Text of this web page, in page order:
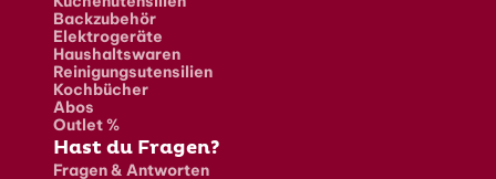
Backzubehör
Elektrogeräte
Haushaltswaren
Reinigungsutensilien
Kochbücher
Abos
Outlet %
Hast du Fragen?
Fragen & Antworten